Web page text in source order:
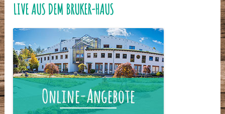
LIVE AUS DEM BRUKER-HAUS